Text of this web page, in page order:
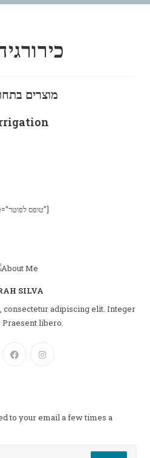
מוצרים
[contact-form-7 id="206" title="טופס לפוטר"]
SILVA
adipiscing elit. Integer
Praesent libero.
to your email a few times a